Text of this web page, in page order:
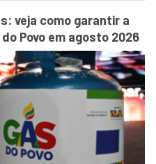
veja como garantir a
Povo em agosto 2026